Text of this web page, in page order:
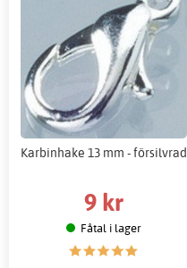
Karbinhake 13 mm - försilvrad
9 kr
Fåtal i lager